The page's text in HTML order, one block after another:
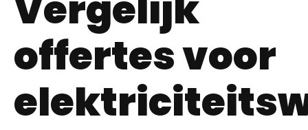
offertes voor